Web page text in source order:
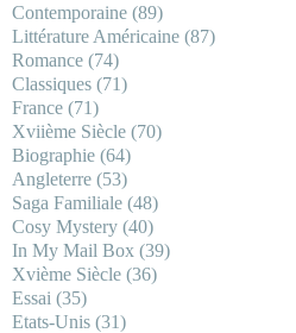
Contemporaine (89)
Littérature Américaine (87)
Romance (74)
Classiques (71)
France (71)
Xviième Siècle (70)
Biographie (64)
Angleterre (53)
Saga Familiale (48)
Cosy Mystery (40)
In My Mail Box (39)
Xvième Siècle (36)
Essai (35)
Etats-Unis (31)